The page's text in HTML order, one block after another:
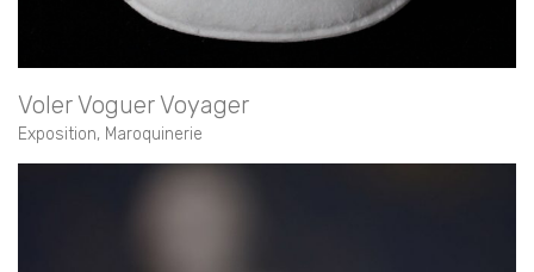
Voler Voguer Voyager
Exposition, Maroquinerie